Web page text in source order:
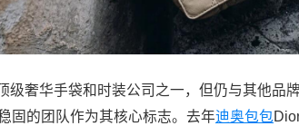
级奢华手袋和时装公司之一，但仍与其他品
固的团队作为其核心标志。去年迪奥包包